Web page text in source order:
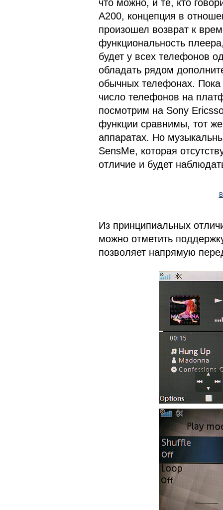
что можно, и те, кто
А200, концепция в
произошел возврат к
функциональность
будет у всех телефонов
обладать рядом
обычных телефонах.
число телефонов на
посмотрим на Sony
функции сравнимы, тот же
аппаратах. Но
SensMe, которая
отличие и будет
Из принципиальных
можно отметить
позволяет напрямую